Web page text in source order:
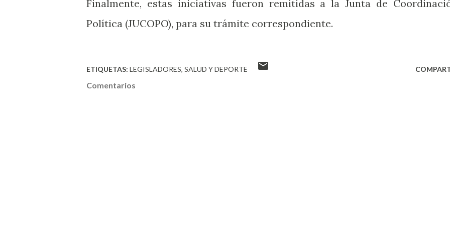
Finalmente, estas iniciativas fueron remitidas a la Junta de
Política (JUCOPO), para su trámite correspondiente.
ETIQUETAS: LEGISLADORES SALUD Y DEPORTE
Comentarios